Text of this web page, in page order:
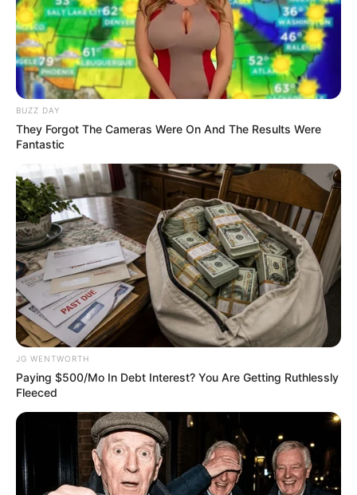
These '90s Couples Will Always Hold A Special
Place In Our Hearts
BRAINBERRIES
The World Cup 2026 Facts Fans Can't Stop Talking
About
BRAINBERRIES
BUZZ DAY
They Forgot The Cameras Were On And The Results Were
Fantastic
JG WENTWORTH
Paying $500/Mo In Debt Interest? You Are Getting Ruthlessly
Fleeced